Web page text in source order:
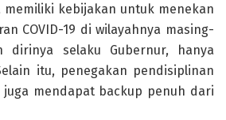
memiliki kebijakan untuk menekan
COVID-19 di wilayahnya masing-
dirinya selaku Gubernur, hanya
itu, penegakan pendisiplinan
mendapat backup penuh dari